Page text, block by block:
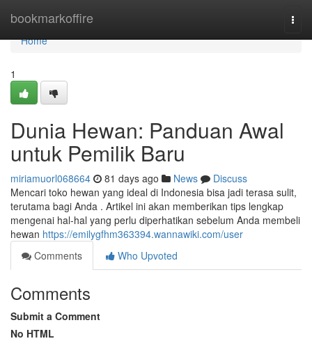
bookmarkoffire
Home
Home
1
Dunia Hewan: Panduan Awal
untuk Pemilik Baru
miriamuorl068664 81 days ago News
Discuss
Mencari toko hewan yang ideal di Indonesia bisa jadi terasa sulit,
terutama bagi Anda . Artikel ini akan memberikan tips lengkap
mengenai hal-hal yang perlu diperhatikan sebelum Anda membeli
hewan https://emilygfhm363394.wannawiki.com/user
Comments
Who Upvoted
Comments
Submit a Comment
No HTML